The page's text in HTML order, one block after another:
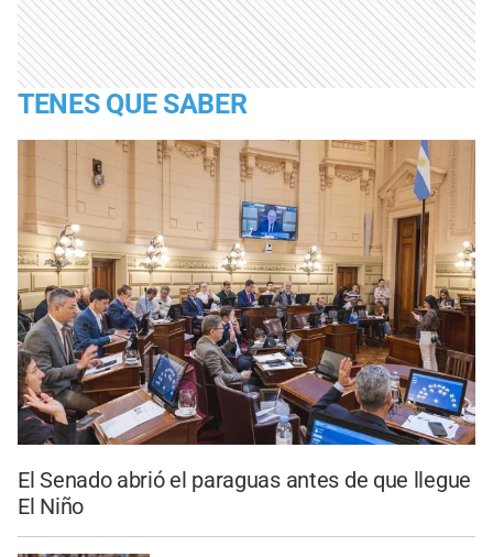
TENES QUE SABER
El Senado abrió el paraguas antes de que llegue
El Niño